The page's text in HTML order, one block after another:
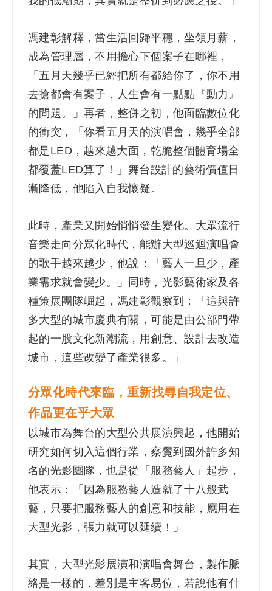
馮建彰解釋，當生活回歸平穩，坐領月薪，
成為管理層，不用擔心下個案子在哪裡，
「五月天幾乎已經把所有都給你了，你不用
去搶都會有案子，人生會有一點點『動力』
的問題。」再者，整併之初，他面臨數位化
的衝突，「你看五月天的演唱會，幾乎全部
都是LED，越來越大面，乾脆整個體育場全
都覆蓋LED算了！」舞台設計的藝術價值日
漸降低，他陷入自我懷疑。
此時，產業又開始悄悄發生變化。大眾流行
音樂走向分眾化時代，能辦大型巡迴演唱會
的歌手越來越少，他說：「藝人一旦少，產
業需求就會變少。」同時，光影藝術家及各
種策展團隊崛起，馮建彰觀察到：「這與許
多大型的城市慶典有關，可能是由公部門帶
起的一股文化新潮流，用創意、設計去改造
城市，這些改變了產業很多。」
分眾化時代來臨，重新找尋自我定位、
作品更在乎大眾
以城市為舞台的大型公共展演興起，他開始
研究如何切入這個行業，察覺到國外許多知
名的光影團隊，也是從「服務藝人」起步，
他表示：「因為服務藝人造就了十八般武
藝，只要把服務藝人的創意和技能，應用在
大型光影，張力就可以延續！」
其實，大型光影展演和演唱會舞台，製作脈
絡是一樣的，差別是主客易位，若說他有什